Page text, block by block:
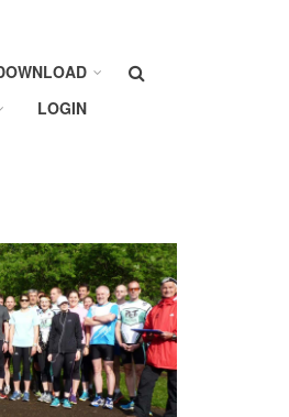
Suche
LOGIN